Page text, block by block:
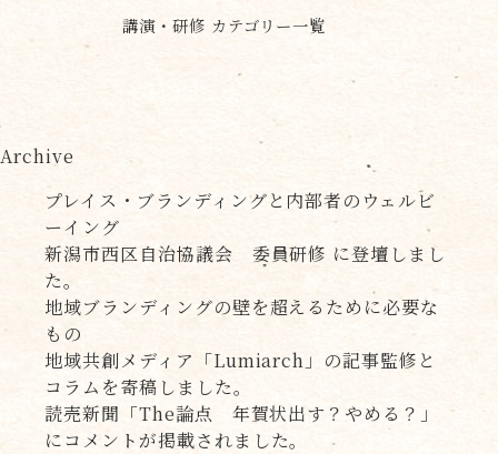
講演・研修 カテゴリー一覧
Archive
プレイス・ブランディングと内部者のウェルビ
ーイング
新潟市西区自治協議会 委員研修 に登壇しまし
た。
地域ブランディングの壁を超えるために必要な
もの
地域共創メディア「Lumiarch」の記事監修と
コラムを寄稿しました。
読売新聞「The論点 年賀状出す？やめる？」
にコメントが掲載されました。